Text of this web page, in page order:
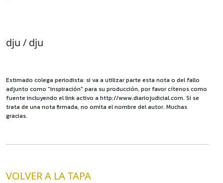
dju / dju
Estimado colega periodista: si va a utilizar parte esta nota o del fallo
adjunto como "inspiración" para su producción, por favor cítenos como
fuente incluyendo el link activo a http://www.diariojudicial.com. Si se
trata de una nota firmada, no omita el nombre del autor. Muchas
gracias.
VOLVER A LA TAPA